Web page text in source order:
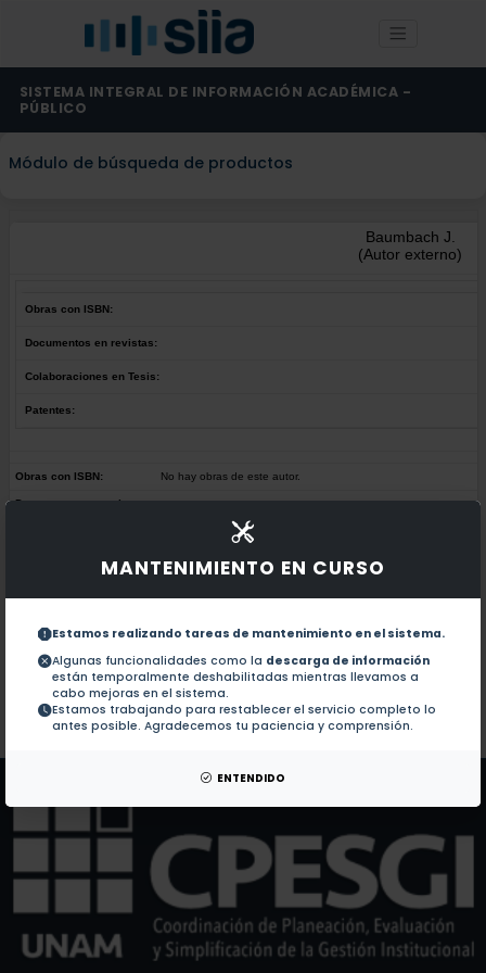
MANTENIMIENTO EN CURSO
Estamos realizando tareas de mantenimiento en el sistema.
Algunas funcionalidades como la descarga de información
están temporalmente deshabilitadas mientras llevamos a
cabo mejoras en el sistema.
Estamos trabajando para restablecer el servicio completo lo
antes posible. Agradecemos tu paciencia y comprensión.
ENTENDIDO
SISTEMA INTEGRAL DE INFORMACIÓN ACADÉMICA -
PÚBLICO
Módulo de búsqueda de productos
Baumbach J.
(Autor externo)
Obras con ISBN:
Documentos en revistas:
Colaboraciones en Tesis:
Patentes:
Obras con ISBN: No hay obras de este autor.
Documentos en revistas:
CTCFL regulates the PI3K-Akt pathway and it is
Colaboraciones en Tesis: No hay tesis de este autor.